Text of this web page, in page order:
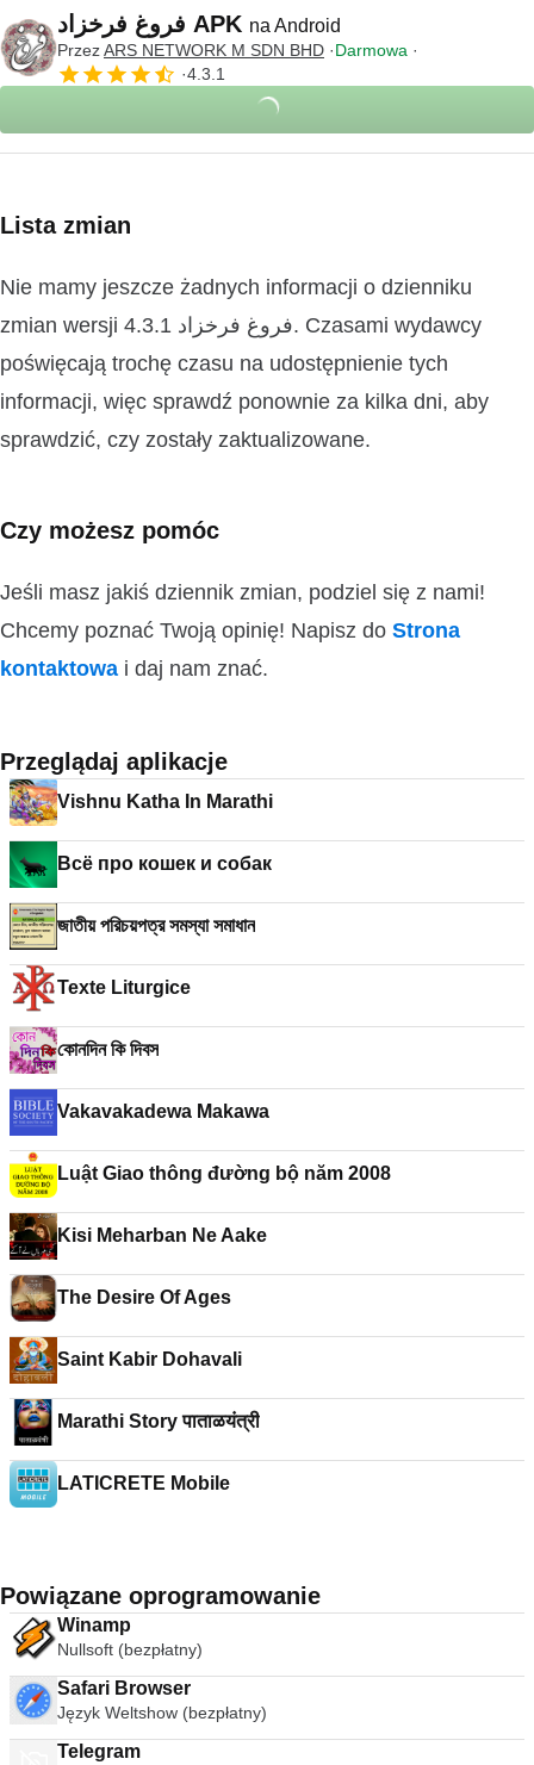
فروغ فرخزاد APK na Android
PrzezARS NETWORK M SDN BHD
Darmowa
4.3.1
Lista zmian
Nie mamy jeszcze żadnych informacji o dzienniku
zmian wersji 4.3.1 فروغ فرخزاد. Czasami wydawcy
poświęcają trochę czasu na udostępnienie tych
informacji, więc sprawdź ponownie za kilka dni, aby
sprawdzić, czy zostały zaktualizowane.
Czy możesz pomóc
Jeśli masz jakiś dziennik zmian, podziel się z nami!
Chcemy poznać Twoją opinię! Napisz do Strona
kontaktowa i daj nam znać.
Przeglądaj aplikacje
Vishnu Katha In Marathi
Всё про кошек и собак
জাতীয় পরিচয়পত্র সমস্যা সমাধান
Texte Liturgice
কোনদিন কি দিবস
Vakavakadewa Makawa
Luật Giao thông đường bộ năm 2008
Kisi Meharban Ne Aake
The Desire Of Ages
Saint Kabir Dohavali
Marathi Story पाताळयंत्री
LATICRETE Mobile
Powiązane oprogramowanie
Winamp
Nullsoft (bezpłatny)
Safari Browser
Język Weltshow (bezpłatny)
Telegram